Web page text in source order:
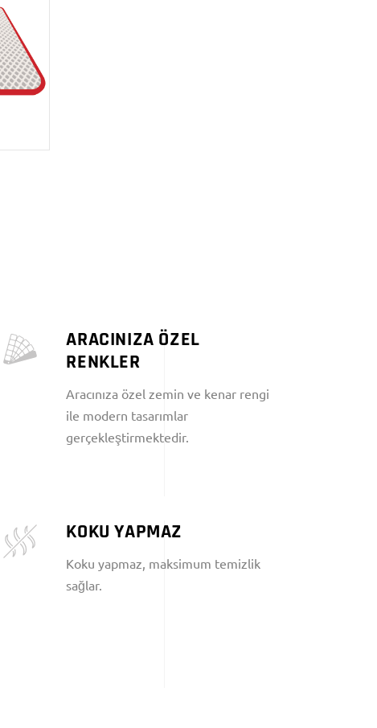
ARACINIZA ÖZEL
RENKLER
Aracınıza özel zemin ve kenar rengi
ile modern tasarımlar
gerçekleştirmektedir.
KOKU YAPMAZ
Koku yapmaz, maksimum temizlik
sağlar.